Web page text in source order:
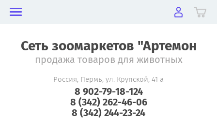
Сеть зоомаркетов "Артемон
продажа товаров для животных
Россия, Пермь, ул. Крупской, 41 а
8 902-79-18-124
8 (342) 262-46-06
8 (342) 244-23-24